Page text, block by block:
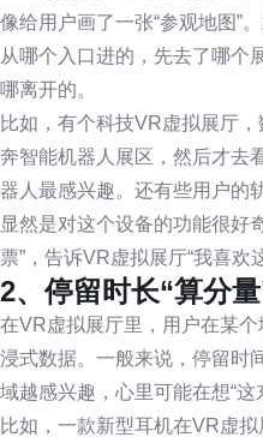
像给用户画了一张“参观地图”
从哪个入口进的，先去了哪个
哪离开的。
比如，有个科技VR虚拟展厅
奔智能机器人展区，然后才去
器人最感兴趣。还有些用户的
显然是对这个设备的功能很好
票”，告诉VR虚拟展厅“我喜欢
2、停留时长“算分
在VR虚拟展厅里，用户在某
浸式数据。一般来说，停留时
域越感兴趣，心里可能在想“这
比如，一款新型耳机在VR虚